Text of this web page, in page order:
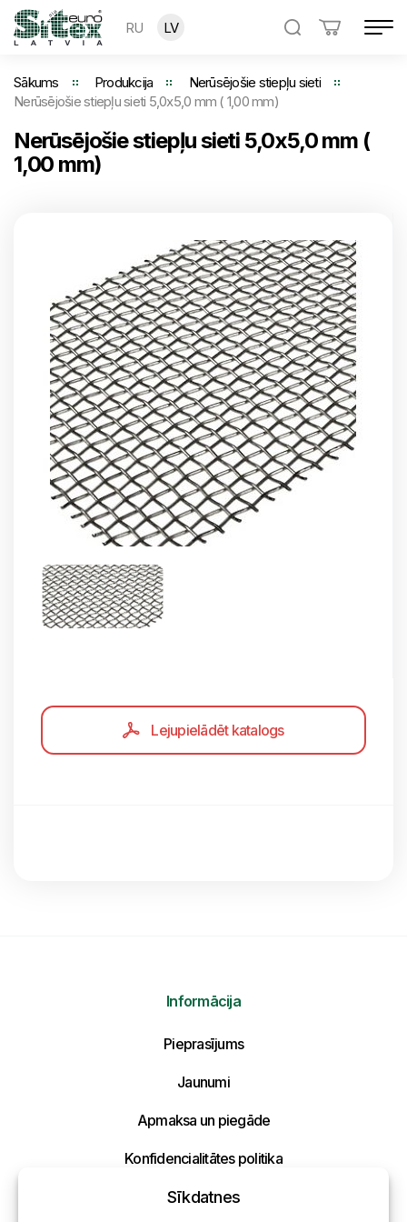
RU LV
Sākums Produkcija
Nerūsējošie stiepļu sieti
Nerūsējošie stiepļu sieti 5,0x5,0 mm ( 1,00 mm)
Nerūsējošie stiepļu sieti 5,0x5,0 mm (
1,00 mm)
Lejupielādēt katalogs
Informācija
Pieprasījums
Jaunumi
Apmaksa un piegāde
Konfidencialitātes politika
Kontakti
Sīkdatnes